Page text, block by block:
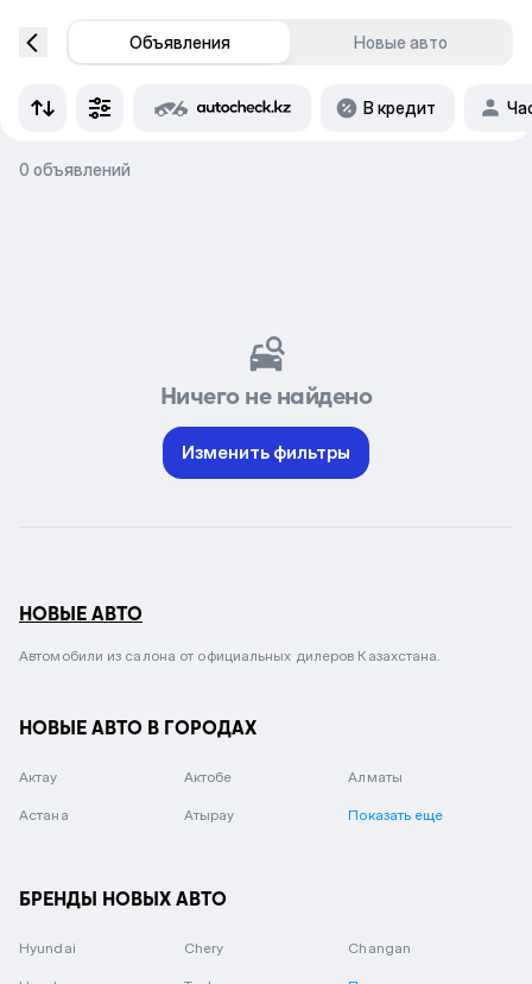
Объявления Новые авто
В кредит
0 объявлений
Ничего не найдено
Изменить фильтры
НОВЫЕ АВТО
Автомобили из салона от официальных дилеров Казахстана.
НОВЫЕ АВТО В ГОРОДАХ
Актау Актобе Алматы
Астана Атырау Показать еще
БРЕНДЫ НОВЫХ АВТО
Hyundai Chery Changan